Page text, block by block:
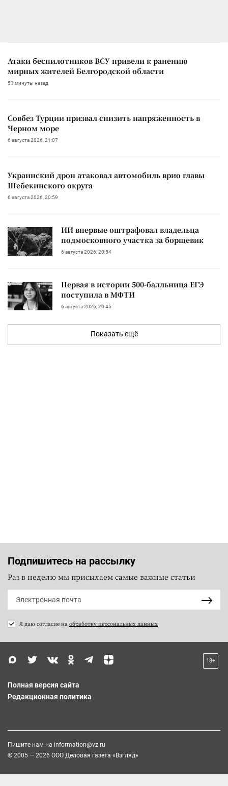
Атаки беспилотников ВСУ привели к ранению
мирных жителей Белгородской области
53 минуты назад
Совбез Турции призвал снизить напряженность в
Черном море
6 августа 2026, 21:07
Украинский дрон атаковал автомобиль врио главы
Шебекинского округа
6 августа 2026, 20:59
ИИ впервые оштрафовал владельца
подмосковного участка за борщевик
6 августа 2026, 20:54
Первая в истории 500-балльница ЕГЭ
поступила в МФТИ
6 августа 2026, 20:45
Показать ещё
Подпишитесь на рассылку
Раз в неделю мы присылаем самые важные статьи
Я даю согласие на обработку персональных данных
18+
Полная версия сайта
Редакционная политика
Пишите нам на information@vz.ru
© 2005 — 2026 ООО Деловая газета «Взгляд»